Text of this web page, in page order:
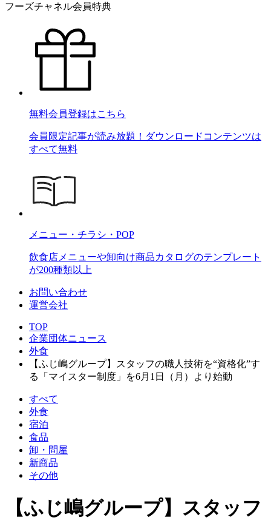
フーズチャネル会員特典
無料会員登録はこちら
会員限定記事が読み放題！ダウンロードコンテンツは
すべて無料
メニュー・チラシ・POP
飲食店メニューや卸向け商品カタログのテンプレート
が200種類以上
お問い合わせ
運営会社
TOP
企業団体ニュース
外食
【ふじ嶋グループ】スタッフの職人技術を“資格化”す
る「マイスター制度」を6月1日（月）より始動
すべて
外食
宿泊
食品
卸・問屋
新商品
その他
【ふじ嶋グループ】スタッフ